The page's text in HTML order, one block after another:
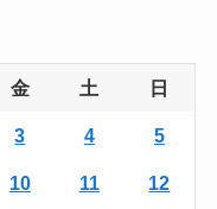
金 土 日
3 4 5
10 11 12